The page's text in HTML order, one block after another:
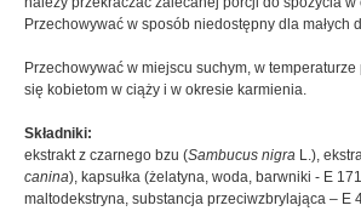
Przechowywać w sposób niedostępny dla małych
Przechowywać w miejscu suchym, w
się kobietom w ciąży i w okresie karmienia.
Składniki:
ekstrakt z czarnego bzu (Sambucus nigra L.),
canina), kapsułka (żelatyna, woda, barwniki - E
maltodekstryna, substancja przeciwzbrylająca – E